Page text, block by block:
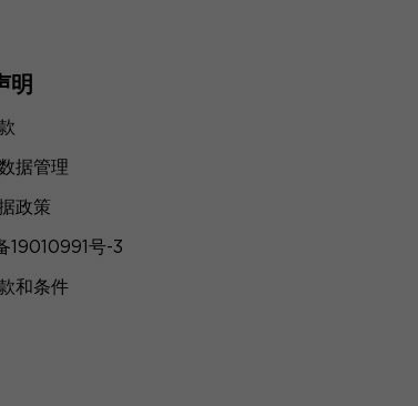
明
据管理
政策
19010991号-3
和条件